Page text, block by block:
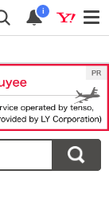
i
ログイン
ー